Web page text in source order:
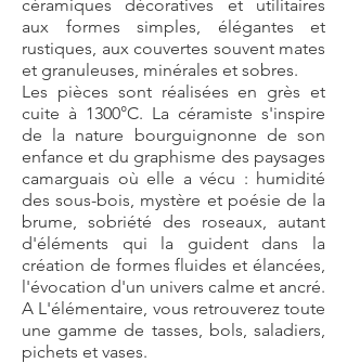
céramiques décoratives et utilitaires
aux formes simples, élégantes et
rustiques, aux couvertes souvent mates
et granuleuses, minérales et sobres.
Les pièces sont réalisées en grès et
cuite à 1300°C. La céramiste s'inspire
de la nature bourguignonne de son
enfance et du graphisme des paysages
camarguais où elle a vécu : humidité
des sous-bois, mystère et poésie de la
brume, sobriété des roseaux, autant
d'éléments qui la guident dans la
création de formes fluides et élancées,
l'évocation d'un univers calme et ancré.
A L'élémentaire, vous retrouverez toute
une gamme de tasses, bols, saladiers,
pichets et vases.